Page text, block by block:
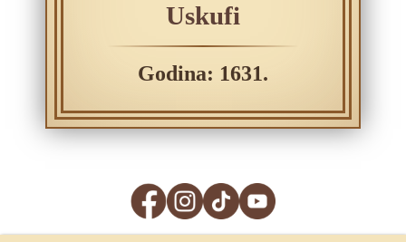
Uskufi
Godina: 1631.